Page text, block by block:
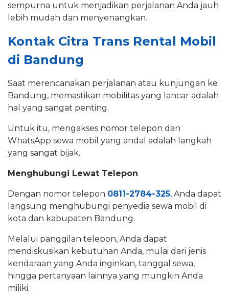
sempurna untuk menjadikan perjalanan Anda jauh
lebih mudah dan menyenangkan.
Kontak Citra Trans Rental Mobil
di Bandung
Saat merencanakan perjalanan atau kunjungan ke
Bandung, memastikan mobilitas yang lancar adalah
hal yang sangat penting.
Untuk itu, mengakses nomor telepon dan
WhatsApp sewa mobil yang andal adalah langkah
yang sangat bijak.
Menghubungi Lewat Telepon
Dengan nomor telepon 0811-2784-325, Anda dapat
langsung menghubungi penyedia sewa mobil di
kota dan kabupaten Bandung.
Melalui panggilan telepon, Anda dapat
mendiskusikan kebutuhan Anda, mulai dari jenis
kendaraan yang Anda inginkan, tanggal sewa,
hingga pertanyaan lainnya yang mungkin Anda
miliki.